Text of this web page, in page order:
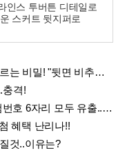
인스 투버튼 디테일로
스커트 뒷지퍼로
면 비추면 번호 보인다!?"
충격!
유출...관계자 실수로 "비상"!
혜택 난리나!!
것..이유는?